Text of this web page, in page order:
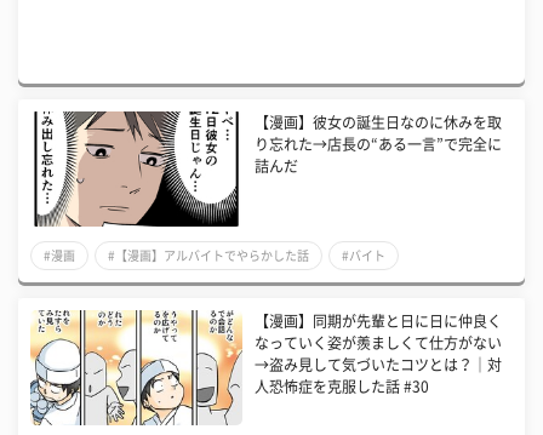
【漫画】彼女の誕生日なのに休みを取
り忘れた→店長の“ある一言”で完全に
詰んだ
#漫画 #【漫画】アルバイトでやらかした話 #バイト
【漫画】同期が先輩と日に日に仲良く
なっていく姿が羨ましくて仕方がない
→盗み見して気づいたコツとは？│対
人恐怖症を克服した話 #30